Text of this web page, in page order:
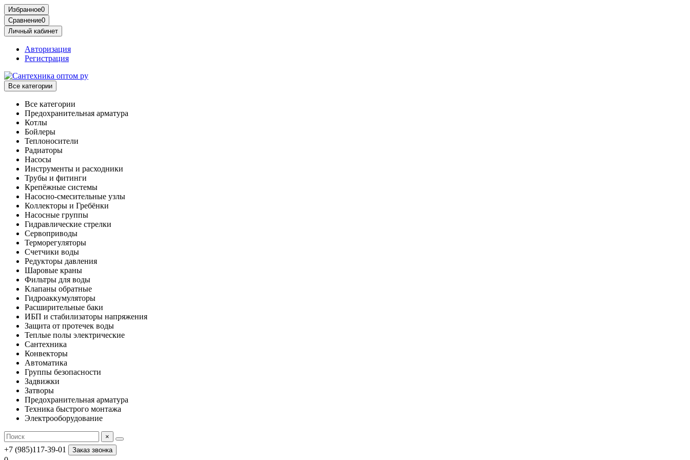
Избранное0
Сравнение0
Личный кабинет
Авторизация
Регистрация
Все категории
Все категории
Предохранительная арматура
Котлы
Бойлеры
Теплоносители
Радиаторы
Насосы
Инструменты и расходники
Трубы и фитинги
Крепёжные системы
Насосно-смесительные узлы
Коллекторы и Гребёнки
Насосные группы
Гидравлические стрелки
Сервоприводы
Терморегуляторы
Счетчики воды
Редукторы давления
Шаровые краны
Фильтры для воды
Клапаны обратные
Гидроаккумуляторы
Расширительные баки
ИБП и стабилизаторы напряжения
Защита от протечек воды
Теплые полы электрические
Сантехника
Конвекторы
Автоматика
Группы безопасности
Задвижки
Затворы
Предохранительная арматура
Техника быстрого монтажа
Электрооборудование
×
+7 (985)117-39-01 Заказ звонка